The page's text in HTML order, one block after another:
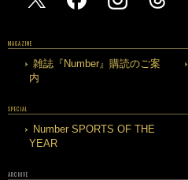
MAGAZINE
雑誌『Number』購読のご案
内
SPECIAL
Number SPORTS OF THE
YEAR
ARCHIVE